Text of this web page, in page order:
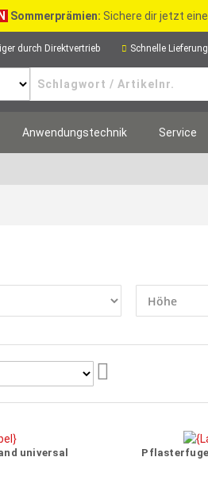
Sommerprämien: Sichere dir jetzt
durch Direktvertrieb Schnelle Lieferung
Anwendungstechnik Service
universal